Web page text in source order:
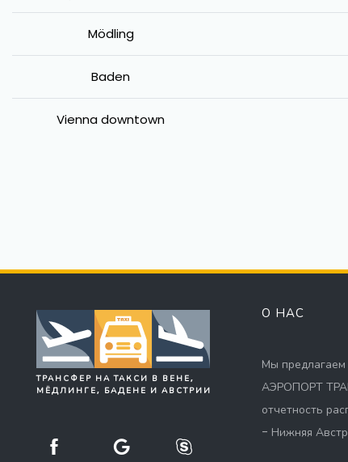
Mödling
Baden
Vienna downtown
ТРАНСФЕР НА ТАКСИ В ВЕНЕ,
МЁДЛИНГЕ, БАДЕНЕ И АВСТРИИ
О НАС
Мы предлагаем
АЭРОПОРТ
отчетность
- Нижняя